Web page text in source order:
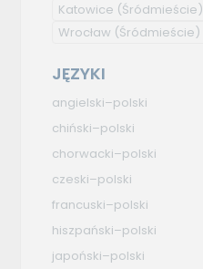
Katowice (Śródmieście)
Wrocław (Śródmieście)
JĘZYKI
angielski–polski
chiński–polski
chorwacki–polski
czeski–polski
francuski–polski
hiszpański–polski
japoński–polski